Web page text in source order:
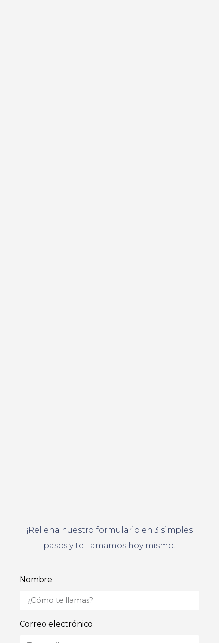
¡Rellena nuestro formulario en 3 simples
pasos y te llamamos hoy mismo!
Nombre
Correo electrónico